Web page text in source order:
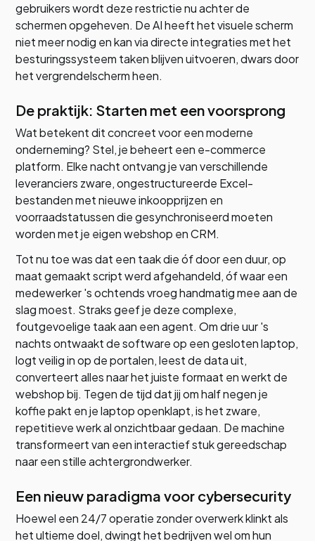
gebruikers wordt deze restrictie nu achter de
schermen opgeheven. De AI heeft het visuele scherm
niet meer nodig en kan via directe integraties met het
besturingssysteem taken blijven uitvoeren, dwars door
het vergrendelscherm heen.
De praktijk: Starten met een voorsprong
Wat betekent dit concreet voor een moderne
onderneming? Stel, je beheert een e-commerce
platform. Elke nacht ontvang je van verschillende
leveranciers zware, ongestructureerde Excel-
bestanden met nieuwe inkoopprijzen en
voorraadstatussen die gesynchroniseerd moeten
worden met je eigen webshop en CRM.
Tot nu toe was dat een taak die óf door een duur, op
maat gemaakt script werd afgehandeld, óf waar een
medewerker 's ochtends vroeg handmatig mee aan de
slag moest. Straks geef je deze complexe,
foutgevoelige taak aan een agent. Om drie uur 's
nachts ontwaakt de software op een gesloten laptop,
logt veilig in op de portalen, leest de data uit,
converteert alles naar het juiste formaat en werkt de
webshop bij. Tegen de tijd dat jij om half negen je
koffie pakt en je laptop openklapt, is het zware,
repetitieve werk al onzichtbaar gedaan. De machine
transformeert van een interactief stuk gereedschap
naar een stille achtergrondwerker.
Een nieuw paradigma voor cybersecurity
Hoewel een 24/7 operatie zonder overwerk klinkt als
het ultieme doel, dwingt het bedrijven wel om hun